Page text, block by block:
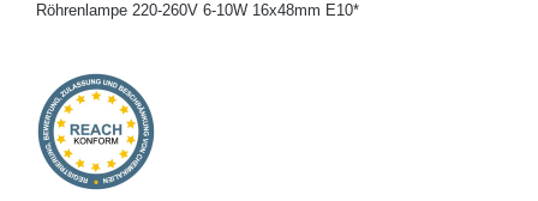
Kontakt
Onlineshop
Röhrenlampe 220-260V 6-10W 16x48mm E10*